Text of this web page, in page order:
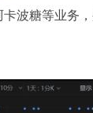
波糖等业务